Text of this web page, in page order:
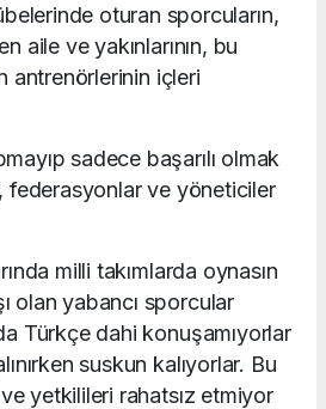
oturan sporcuların,
aile ve yakınlarının, bu
antrenörlerinin içleri
sadece başarılı olmak
federasyonlar ve yöneticiler
milli takımlarda oynasın
olan yabancı sporcular
Türkçe dahi konuşamıyorlar
suskun kalıyorlar. Bu
yetkilileri rahatsız etmiyor